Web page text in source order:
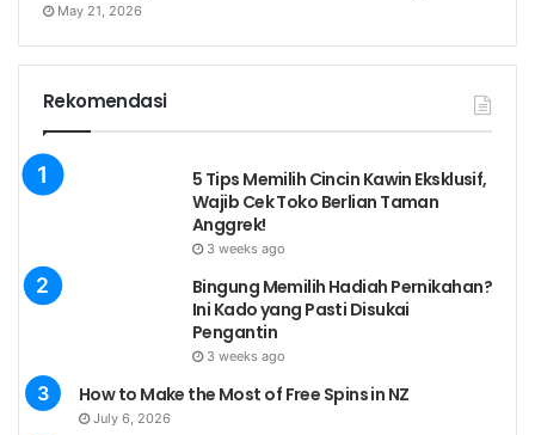
May 21, 2026
Rekomendasi
5 Tips Memilih Cincin Kawin Eksklusif,
Wajib Cek Toko Berlian Taman
Anggrek!
3 weeks ago
Bingung Memilih Hadiah Pernikahan?
Ini Kado yang Pasti Disukai
Pengantin
3 weeks ago
How to Make the Most of Free Spins in NZ
July 6, 2026